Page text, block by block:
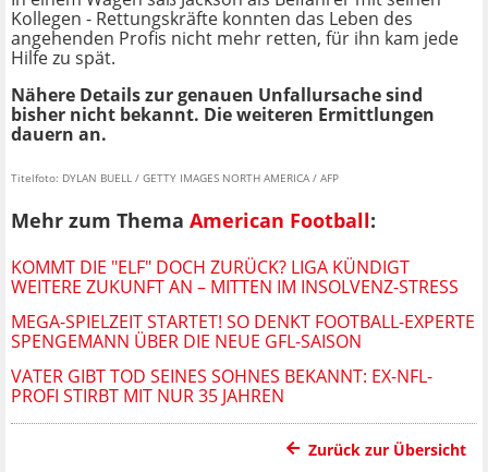
Kollegen - Rettungskräfte konnten das Leben des
angehenden Profis nicht mehr retten, für ihn kam jede
Hilfe zu spät.
Nähere Details zur genauen Unfallursache sind
bisher nicht bekannt. Die weiteren Ermittlungen
dauern an.
Titelfoto: DYLAN BUELL / GETTY IMAGES NORTH AMERICA / AFP
Mehr zum Thema American Football:
KOMMT DIE "ELF" DOCH ZURÜCK? LIGA KÜNDIGT
WEITERE ZUKUNFT AN – MITTEN IM INSOLVENZ-STRESS
MEGA-SPIELZEIT STARTET! SO DENKT FOOTBALL-EXPERTE
SPENGEMANN ÜBER DIE NEUE GFL-SAISON
VATER GIBT TOD SEINES SOHNES BEKANNT: EX-NFL-
PROFI STIRBT MIT NUR 35 JAHREN
Zurück zur Übersicht